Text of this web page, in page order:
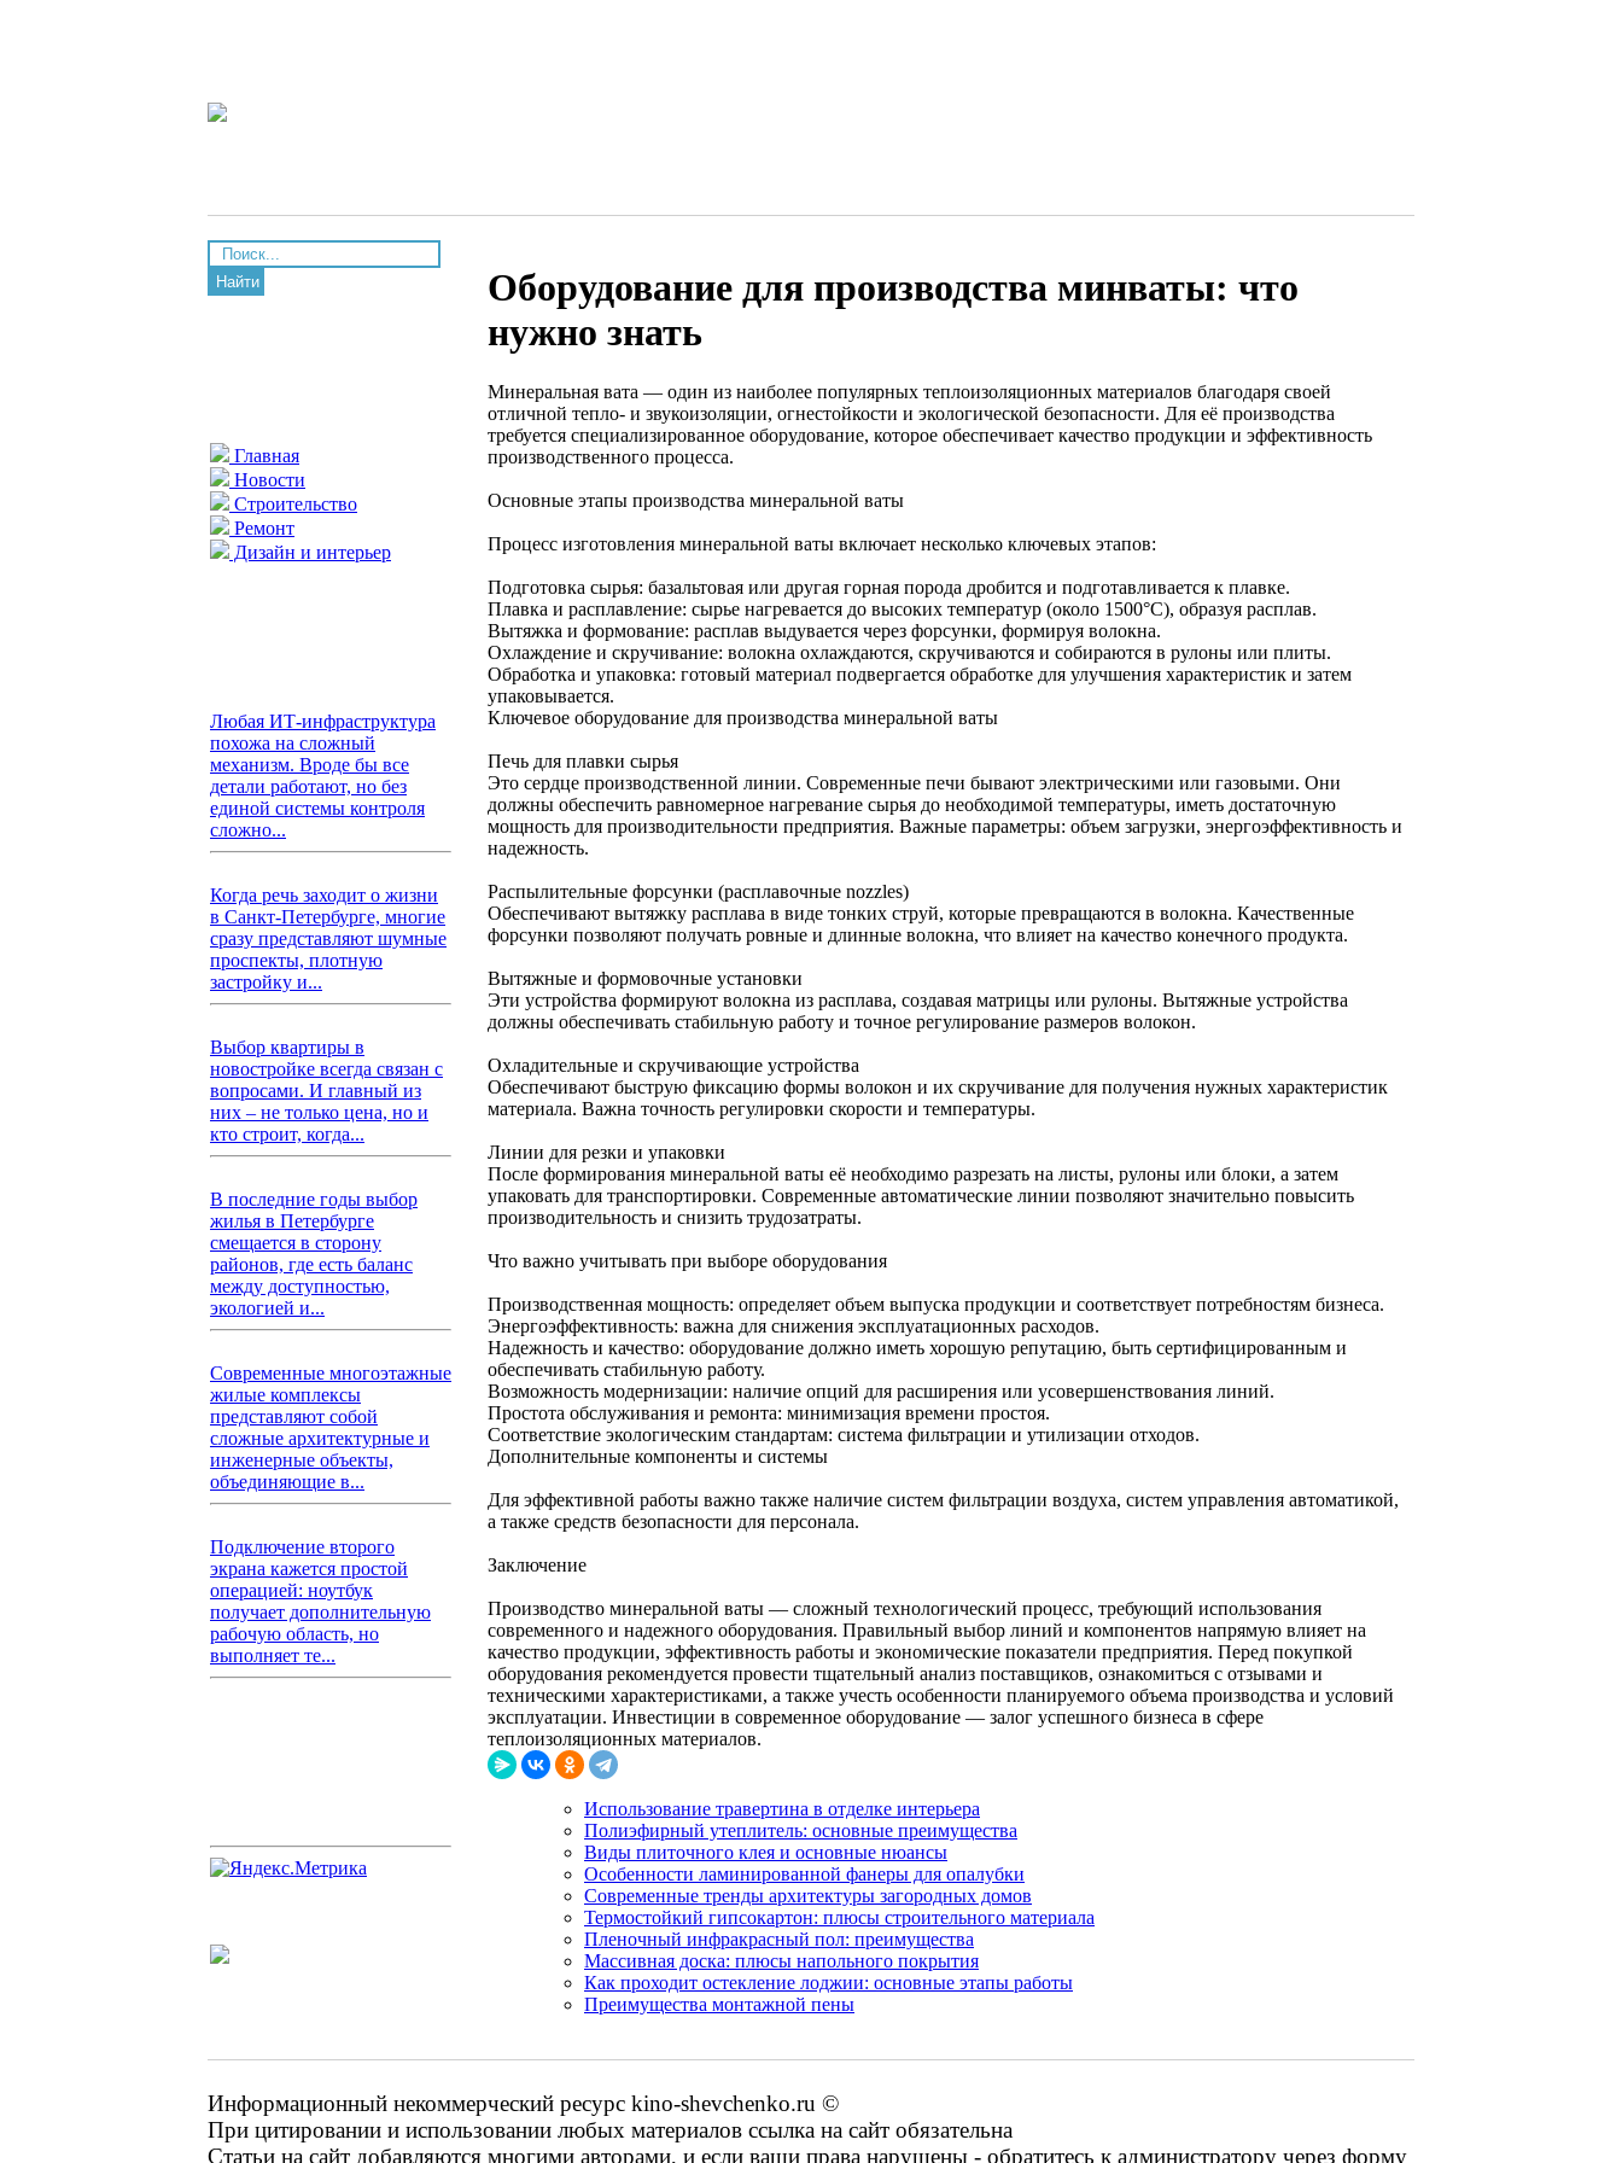
Найти
Главная
Новости
Строительство
Ремонт
Дизайн и интерьер
Любая ИТ-инфраструктура
похожа на сложный
механизм. Вроде бы все
детали работают, но без
единой системы контроля
сложно...
Когда речь заходит о жизни
в Санкт-Петербурге, многие
сразу представляют шумные
проспекты, плотную
застройку и...
Выбор квартиры в
новостройке всегда связан с
вопросами. И главный из
них – не только цена, но и
кто строит, когда...
В последние годы выбор
жилья в Петербурге
смещается в сторону
районов, где есть баланс
между доступностью,
экологией и...
Современные многоэтажные
жилые комплексы
представляют собой
сложные архитектурные и
инженерные объекты,
объединяющие в...
Подключение второго
экрана кажется простой
операцией: ноутбук
получает дополнительную
рабочую область, но
выполняет те...
Оборудование для производства минваты: что
нужно знать
Минеральная вата — один из наиболее популярных теплоизоляционных материалов благодаря своей
отличной тепло- и звукоизоляции, огнестойкости и экологической безопасности. Для её производства
требуется специализированное оборудование, которое обеспечивает качество продукции и эффективность
производственного процесса.
Основные этапы производства минеральной ваты
Процесс изготовления минеральной ваты включает несколько ключевых этапов:
Подготовка сырья: базальтовая или другая горная порода дробится и подготавливается к плавке.
Плавка и расплавление: сырье нагревается до высоких температур (около 1500°C), образуя расплав.
Вытяжка и формование: расплав выдувается через форсунки, формируя волокна.
Охлаждение и скручивание: волокна охлаждаются, скручиваются и собираются в рулоны или плиты.
Обработка и упаковка: готовый материал подвергается обработке для улучшения характеристик и затем
упаковывается.
Ключевое оборудование для производства минеральной ваты
Печь для плавки сырья
Это сердце производственной линии. Современные печи бывают электрическими или газовыми. Они
должны обеспечить равномерное нагревание сырья до необходимой температуры, иметь достаточную
мощность для производительности предприятия. Важные параметры: объем загрузки, энергоэффективность и
надежность.
Распылительные форсунки (расплавочные nozzles)
Обеспечивают вытяжку расплава в виде тонких струй, которые превращаются в волокна. Качественные
форсунки позволяют получать ровные и длинные волокна, что влияет на качество конечного продукта.
Вытяжные и формовочные установки
Эти устройства формируют волокна из расплава, создавая матрицы или рулоны. Вытяжные устройства
должны обеспечивать стабильную работу и точное регулирование размеров волокон.
Охладительные и скручивающие устройства
Обеспечивают быструю фиксацию формы волокон и их скручивание для получения нужных характеристик
материала. Важна точность регулировки скорости и температуры.
Линии для резки и упаковки
После формирования минеральной ваты её необходимо разрезать на листы, рулоны или блоки, а затем
упаковать для транспортировки. Современные автоматические линии позволяют значительно повысить
производительность и снизить трудозатраты.
Что важно учитывать при выборе оборудования
Производственная мощность: определяет объем выпуска продукции и соответствует потребностям бизнеса.
Энергоэффективность: важна для снижения эксплуатационных расходов.
Надежность и качество: оборудование должно иметь хорошую репутацию, быть сертифицированным и
обеспечивать стабильную работу.
Возможность модернизации: наличие опций для расширения или усовершенствования линий.
Простота обслуживания и ремонта: минимизация времени простоя.
Соответствие экологическим стандартам: система фильтрации и утилизации отходов.
Дополнительные компоненты и системы
Для эффективной работы важно также наличие систем фильтрации воздуха, систем управления автоматикой,
а также средств безопасности для персонала.
Заключение
Производство минеральной ваты — сложный технологический процесс, требующий использования
современного и надежного оборудования. Правильный выбор линий и компонентов напрямую влияет на
качество продукции, эффективность работы и экономические показатели предприятия. Перед покупкой
оборудования рекомендуется провести тщательный анализ поставщиков, ознакомиться с отзывами и
техническими характеристиками, а также учесть особенности планируемого объема производства и условий
эксплуатации. Инвестиции в современное оборудование — залог успешного бизнеса в сфере
теплоизоляционных материалов.
Использование травертина в отделке интерьера
Полиэфирный утеплитель: основные преимущества
Виды плиточного клея и основные нюансы
Особенности ламинированной фанеры для опалубки
Современные тренды архитектуры загородных домов
Термостойкий гипсокартон: плюсы строительного материала
Пленочный инфракрасный пол: преимущества
Массивная доска: плюсы напольного покрытия
Как проходит остекление лоджии: основные этапы работы
Преимущества монтажной пены
Информационный некоммерческий ресурс kino-shevchenko.ru ©
При цитировании и использовании любых материалов ссылка на сайт обязательна
Статьи на сайт добавляются многими авторами, и если ваши права нарушены - обратитесь к администратору через форму